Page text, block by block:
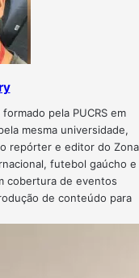
pela PUCRS em
mesma universidade,
repórter e editor do Zona
futebol gaúcho e
cobertura de eventos
de conteúdo para